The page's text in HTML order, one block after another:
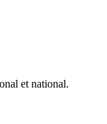
et national.